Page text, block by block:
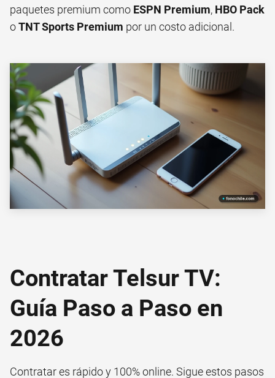
paquetes premium como ESPN Premium, HBO Pack
oTNT Sports Premium por un costo adicional.
Contratar Telsur TV:
Guía Paso a Paso en
2026
Contratar es rápido y 100% online. Sigue estos pasos